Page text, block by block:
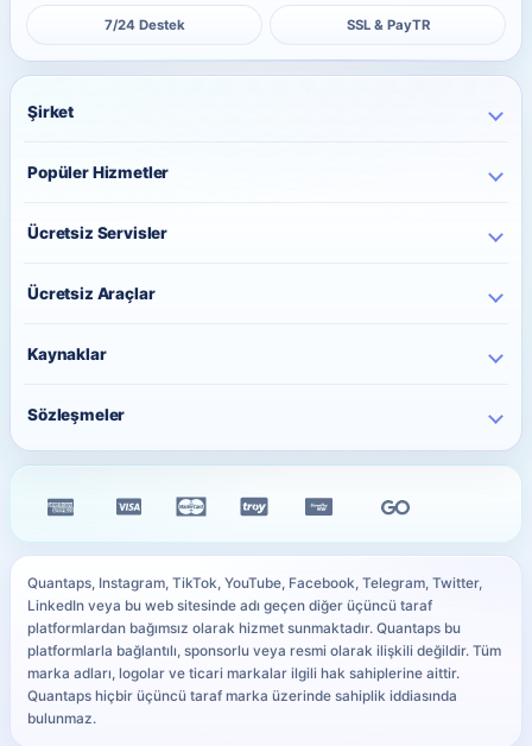
7/24 Destek SSL & PayTR
Şirket
Hakkımızda
Fiyatlar
Sipariş Takip
Popüler Hizmetler
YouTube Hizmetleri
Twitter Hizmetleri
Kick Hizmetleri
WhatsApp Hizmetleri
Tüm Hizmetler
Ücretsiz Servisler
Ücretsiz Instagram Beğeni
Ücretsiz Instagram İzlenme
Ücretsiz TikTok Beğeni
Ücretsiz TikTok İzlenme
Tüm Ücretsiz Servisler
Ücretsiz Araçlar
QR Kod Oluşturucu
Resim Boyutu Küçültme
WhatsApp Link Oluşturucu
Tüm Ücretsiz Araçlar
Kaynaklar
Sıkça Sorulan Sorular
Siteyi iPhone Ana Ekrana Ekle
PayTR Ödeme Rehberi
Ödeme Yöntemleri
Kullanıcı Site Haritası
Sosyal Medya Sözlüğü
Sözleşmeler
Gizlilik Sözleşmesi
KVKK Aydınlatma Metni
SLA
Quantaps, Instagram, TikTok, YouTube, Facebook, Telegram, Twitter,
LinkedIn veya bu web sitesinde adı geçen diğer üçüncü taraf
platformlardan bağımsız olarak hizmet sunmaktadır. Quantaps bu
platformlarla bağlantılı, sponsorlu veya resmi olarak ilişkili değildir. Tüm
marka adları, logolar ve ticari markalar ilgili hak sahiplerine aittir.
Quantaps hiçbir üçüncü taraf marka üzerinde sahiplik iddiasında
bulunmaz.